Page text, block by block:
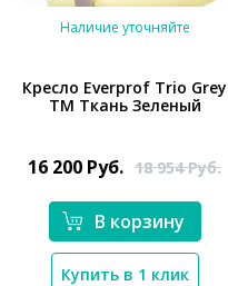
*}
Наличие уточняйте
Кресло Everprof Trio Grey
TM Ткань Зеленый
16 200 Руб. 18 954Руб.
В корзину
Купить в 1 клик